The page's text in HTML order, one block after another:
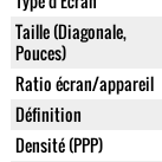
Taille (Diagonale,
Pouces)
Ratio écran/appareil
Définition
Densité (PPP)